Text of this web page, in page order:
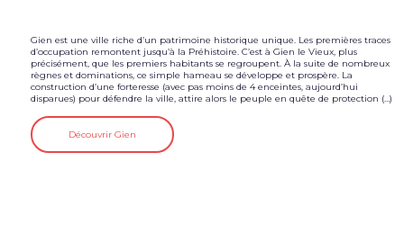
Gien est une ville riche d’un patrimoine historique unique. Les premières traces
d’occupation remontent jusqu’à la Préhistoire. C’est à Gien le Vieux, plus
précisément, que les premiers habitants se regroupent. À la suite de nombreux
règnes et dominations, ce simple hameau se développe et prospère. La
construction d’une forteresse (avec pas moins de 4 enceintes, aujourd’hui
disparues) pour défendre la ville, attire alors le peuple en quête de protection (…)
Découvrir Gien